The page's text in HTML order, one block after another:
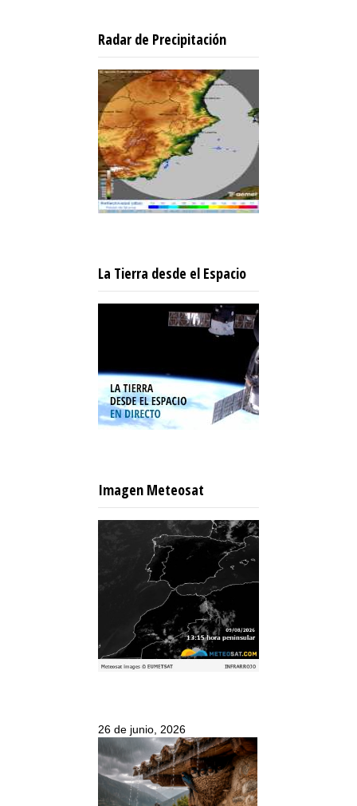
Radar de Precipitación
La Tierra desde el Espacio
Imagen Meteosat
26 de junio, 2026